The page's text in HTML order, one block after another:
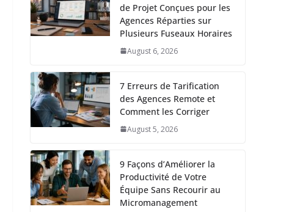
de Projet Conçues pour les
Agences Réparties sur
Plusieurs Fuseaux Horaires
August 6, 2026
7 Erreurs de Tarification
des Agences Remote et
Comment les Corriger
August 5, 2026
9 Façons d’Améliorer la
Productivité de Votre
Équipe Sans Recourir au
Micromanagement